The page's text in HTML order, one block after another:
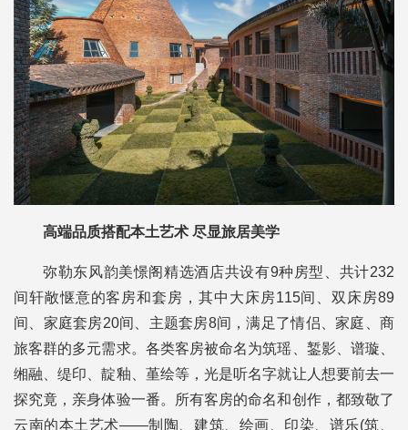
高端品质搭配本土艺术 尽显旅居美学
弥勒东风韵美憬阁精选酒店共设有9种房型、共计232
间轩敞惬意的客房和套房，其中大床房115间、双床房89
间、家庭套房20间、主题套房8间，满足了情侣、家庭、商
旅客群的多元需求。各类客房被命名为筑瑶、錾影、谱璇、
缃融、缇印、靛釉、堇绘等，光是听名字就让人想要前去一
探究竟，亲身体验一番。所有客房的命名和创作，都致敬了
云南的本土艺术——制陶、建筑、绘画、印染、谱乐(筑、